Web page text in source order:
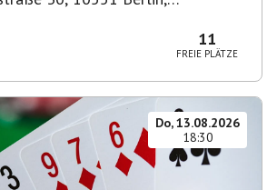
11
FREIE PLÄTZE
Do, 13.08.2026
18:30